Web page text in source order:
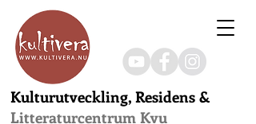
Kulturutveckling, Residens &
Litteraturcentrum Kvu